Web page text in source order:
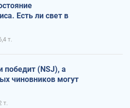
Есть ли свет в
т.
победит (NSJ), а
чиновников могут
т.